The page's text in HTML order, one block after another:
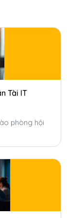
Tài IT
phòng hội